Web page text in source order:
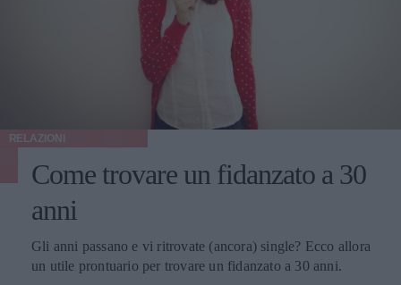
RELAZIONI
Come trovare un fidanzato a 30
anni
Gli anni passano e vi ritrovate (ancora) single? Ecco allora
un utile prontuario per trovare un fidanzato a 30 anni.